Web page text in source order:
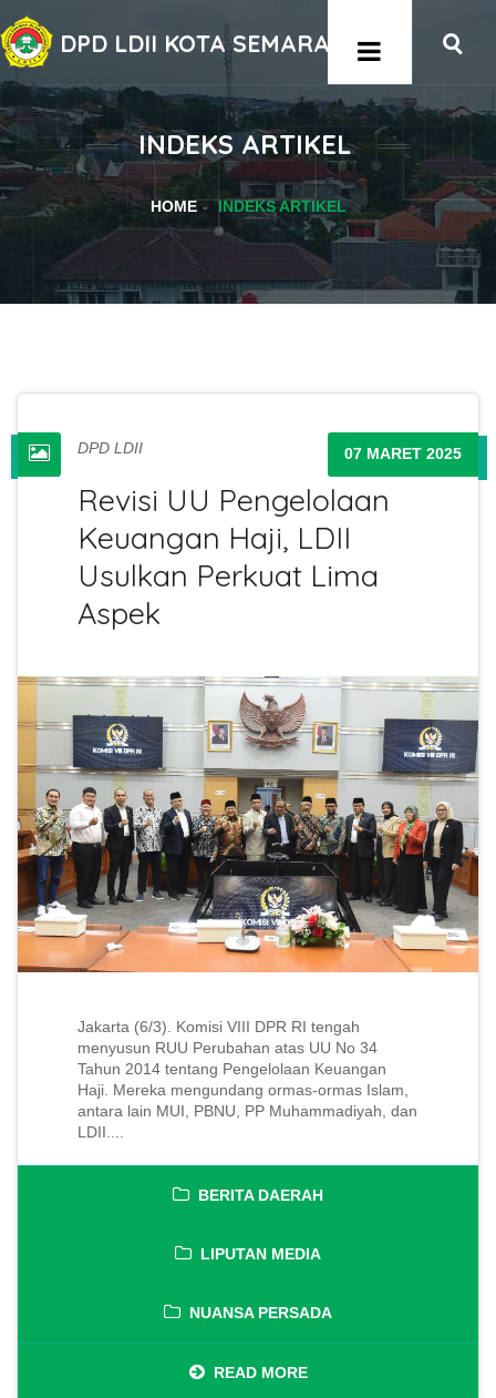
DPD LDII KOTA SEMARANG
INDEKS ARTIKEL
HOME INDEKS ARTIKEL
DPD LDII
Revisi UU Pengelolaan
Keuangan Haji, LDII
Usulkan Perkuat Lima
Aspek
07 MARET 2025
Jakarta (6/3). Komisi VIII DPR RI tengah
menyusun RUU Perubahan atas UU No 34
Tahun 2014 tentang Pengelolaan Keuangan
Haji. Mereka mengundang ormas-ormas Islam,
antara lain MUI, PBNU, PP Muhammadiyah, dan
LDII....
BERITA DAERAH
LIPUTAN MEDIA
NUANSA PERSADA
READ MORE